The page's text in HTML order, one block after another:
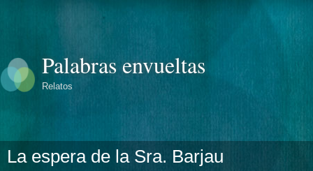
Palabras envueltas
Relatos
La espera de la Sra. Barjau